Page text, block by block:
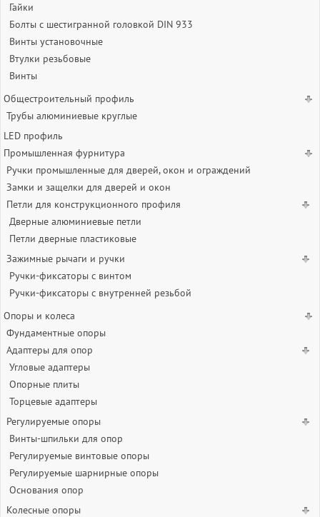
Гайки
Болты с шестигранной головкой DIN 933
Винты установочные
Втулки резьбовые
Винты
Общестроительный профиль
Трубы алюминиевые круглые
LED профиль
Промышленная фурнитура
Ручки промышленные для дверей, окон и ограждений
Замки и защелки для дверей и окон
Петли для конструкционного профиля
Дверные алюминиевые петли
Петли дверные пластиковые
Зажимные рычаги и ручки
Ручки-фиксаторы c винтом
Ручки-фиксаторы c внутренней резьбой
Опоры и колеса
Фундаментные опоры
Адаптеры для опор
Угловые адаптеры
Опорные плиты
Торцевые адаптеры
Регулируемые опоры
Винты-шпильки для опор
Регулируемые винтовые опоры
Регулируемые шарнирные опоры
Основания опор
Колесные опоры